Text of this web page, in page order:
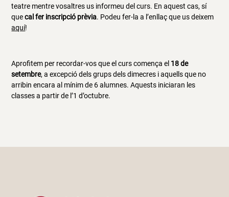
teatre mentre vosaltres us informeu del curs. En aquest cas, sí
quecal fer inscripció prèvia. Podeu fer-la a l’enllaç que us deixem
aquí!
Aprofitem per recordar-vos que el curs comença el 18 de
setembre, a excepció dels grups dels dimecres i aquells que no
arribin encara al mínim de 6 alumnes. Aquests iniciaran les
classes a partir de l’1 d’octubre.